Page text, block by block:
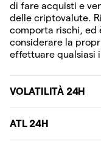
di fare acquisti e
delle criptovalute.
comporta rischi, ed
considerare la
effettuare qualsiasi
VOLATILITÀ 24H
ATL 24H